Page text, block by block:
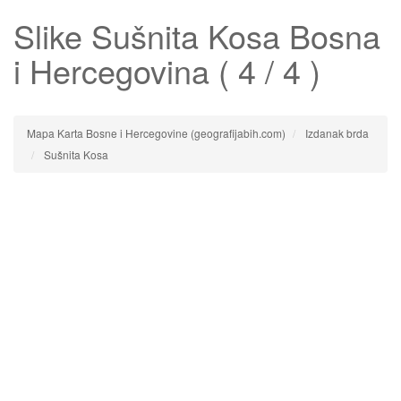
Slike Sušnita Kosa Bosna
i Hercegovina ( 4 / 4 )
Mapa Karta Bosne i Hercegovine (geografijabih.com)
Izdanak brda
Sušnita Kosa